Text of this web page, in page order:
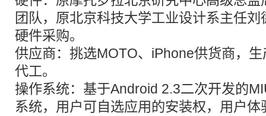
团队，原北京科技大学工业设计系主任
硬件采购。
供应商：挑选MOTO、iPhone供货商，
代工。
操作系统：基于Android 2.3二次开发的
系统，用户可自选应用的安装权，用